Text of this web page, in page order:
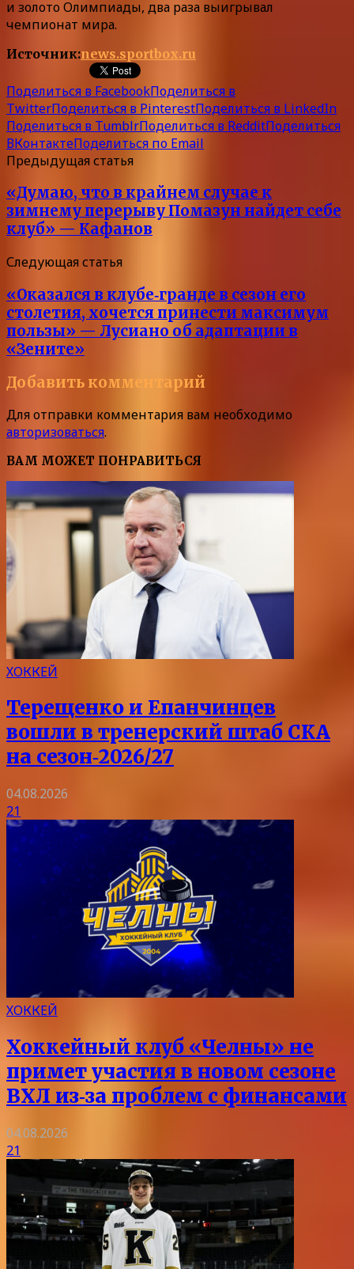
и золото Олимпиады, два раза выигрывал
чемпионат мира.
Источник:news.sportbox.ru
Поделиться в FacebookПоделиться в
TwitterПоделиться в PinterestПоделиться в LinkedIn
Поделиться в TumblrПоделиться в RedditПоделиться
ВКонтактеПоделиться по Email
Предыдущая статья
«Думаю, что в крайнем случае к
зимнему перерыву Помазун найдет себе
клуб» — Кафанов
Следующая статья
«Оказался в клубе‑гранде в сезон его
столетия, хочется принести максимум
пользы» — Лусиано об адаптации в
«Зените»
Добавить комментарий
Для отправки комментария вам необходимо
авторизоваться.
ВАМ МОЖЕТ ПОНРАВИТЬСЯ
ХОККЕЙ
Терещенко и Епанчинцев
вошли в тренерский штаб СКА
на сезон‑2026/27
04.08.2026
21
ХОККЕЙ
Хоккейный клуб «Челны» не
примет участия в новом сезоне
ВХЛ из‑за проблем с финансами
04.08.2026
21